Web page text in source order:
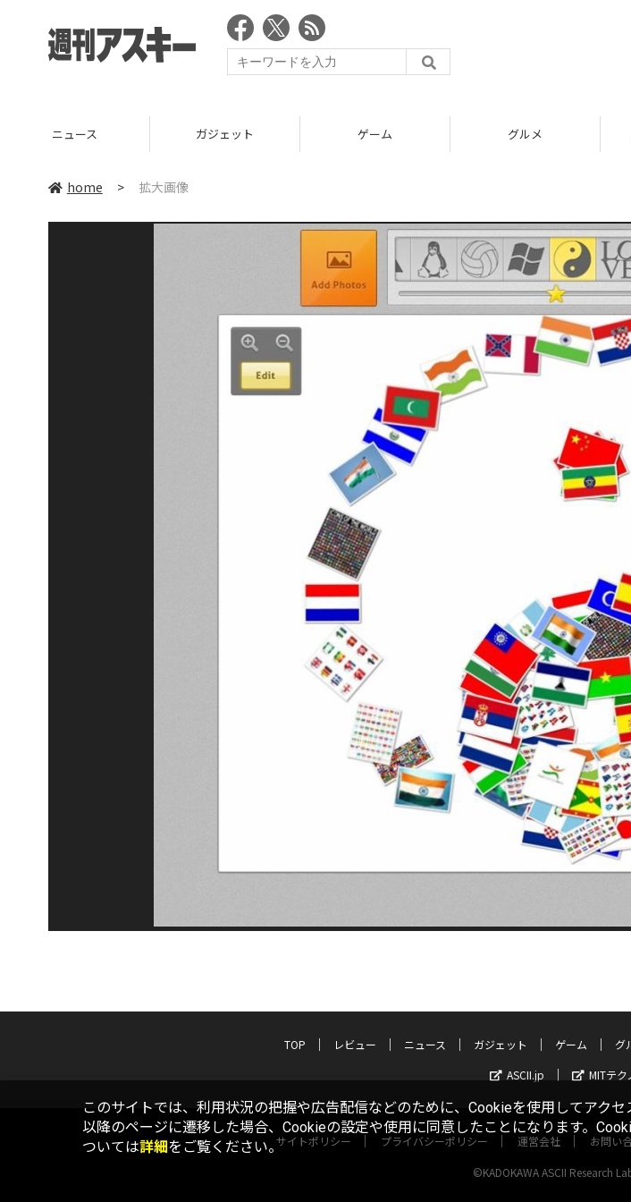
ニュース ガジェット ゲーム グルメ
home > 拡大画像
TOP レビュー ニュース ガジェット ゲーム グ
ASCII.jp
MITテク
サイトポリシー プライバシーポリシー 運営会社 お問い
©KADOKAWA ASCII Research
このサイトでは、利用状況の把握や広告配信などのために、Cookieを使用してアク
以降のページに遷移した場合、Cookieの設定や使用に同意したことになります。
ついては詳細をご覧ください。